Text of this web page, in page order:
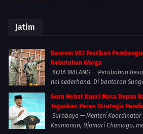
Jatim
Danrem 083 Pastikan
Kebutuhan Warga
KOTA MALANG — Perubahan
hal sederhana. Di bantaran
Guru Hebat Kunci Masa Depan
Tegaskan Peran Strategis
Surabaya — Menteri
Keamanan, Djamari Chaniago,